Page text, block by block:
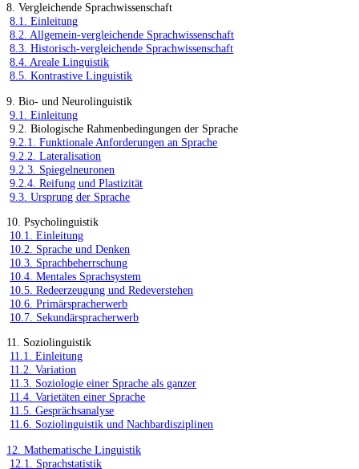
8. Vergleichende Sprachwissenschaft
8.1. Einleitung
8.2. Allgemein-vergleichende Sprachwissenschaft
8.3. Historisch-vergleichende Sprachwissenschaft
8.4. Areale Linguistik
8.5. Kontrastive Linguistik
9. Bio- und Neurolinguistik
9.1. Einleitung
9.2. Biologische Rahmenbedingungen der Sprache
9.2.1. Funktionale Anforderungen an Sprache
9.2.2. Lateralisation
9.2.3. Spiegelneuronen
9.2.4. Reifung und Plastizität
9.3. Ursprung der Sprache
10. Psycholinguistik
10.1. Einleitung
10.2. Sprache und Denken
10.3. Sprachbeherrschung
10.4. Mentales Sprachsystem
10.5. Redeerzeugung und Redeverstehen
10.6. Primärspracherwerb
10.7. Sekundärspracherwerb
11. Soziolinguistik
11.1. Einleitung
11.2. Variation
11.3. Soziologie einer Sprache als ganzer
11.4. Varietäten einer Sprache
11.5. Gesprächsanalyse
11.6. Soziolinguistik und Nachbardisziplinen
12. Mathematische Linguistik
12.1. Sprachstatistik